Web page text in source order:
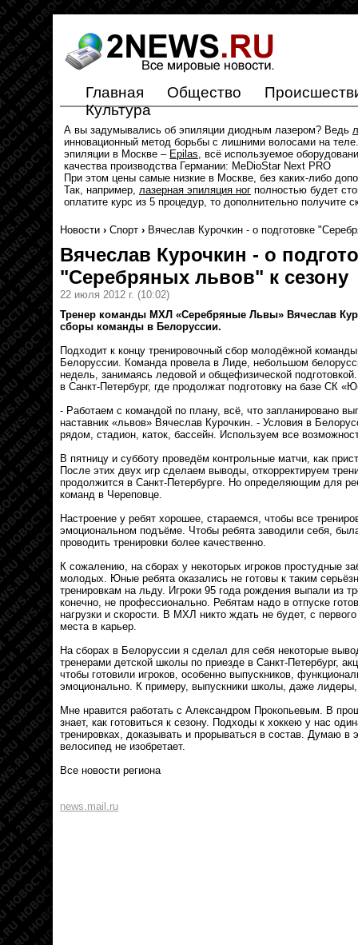
Главная Общество
Культура
А вы задумывались об эпиляции диодным лазером? Ведь
инновационный метод борьбы с лишними волосами на
эпиляции в Москве – Epilas, всё используемое
качества производства Германии: MeDioStar Next PRO
При этом цены самые низкие в Москве, без каких-либо
Так, например, лазерная эпиляция ног полностью будет
оплатите курс из 5 процедур, то дополнительно получите
Новости › Спорт › Вячеслав Курочкин - о подготовке
Вячеслав Курочкин - о
"Серебряных львов" к сезону
22 июля 2012 г. (10:02)
Тренер команды МХЛ «Серебряные Львы» Вячеслав
сборы команды в Белоруссии.
Подходит к концу тренировочный сбор молодёжной
Белоруссии. Команда провела в Лиде, небольшом
недель, занимаясь ледовой и общефизической
в Санкт-Петербург, где продолжат подготовку на базе СК
- Работаем с командой по плану, всё, что запланировано
наставник «львов» Вячеслав Курочкин. - Условия в
рядом, стадион, каток, бассейн. Используем все
В пятницу и субботу проведём контрольные матчи, как
После этих двух игр сделаем выводы, откорректируем
продолжится в Санкт-Петербурге. Но определяющим для
команд в Череповце.
Настроение у ребят хорошее, стараемся, чтобы все
эмоциональном подъёме. Чтобы ребята заводили себя,
проводить тренировки более качественно.
К сожалению, на сборах у некоторых игроков простудные
молодых. Юные ребята оказались не готовы к таким
тренировкам на льду. Игроки 95 года рождения выпали из
конечно, не профессионально. Ребятам надо в отпуске
нагрузки и скорости. В МХЛ никто ждать не будет, с
места в карьер.
На сборах в Белоруссии я сделал для себя некоторые
тренерами детской школы по приезде в Санкт-Петербург,
чтобы готовили игроков, особенно выпускников,
эмоционально. К примеру, выпускники школы, даже
Мне нравится работать с Александром Прокопьевым. В
знает, как готовиться к сезону. Подходы к хоккею у нас
тренировках, доказывать и прорываться в состав. Думаю в
велосипед не изобретает.
Все новости региона
news.mail.ru